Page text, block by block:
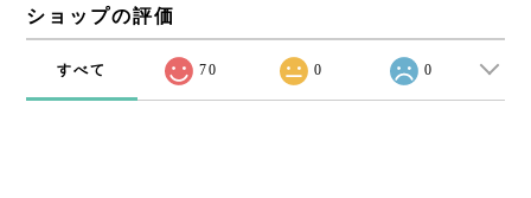
ショップの評価
すべて 70 0 0